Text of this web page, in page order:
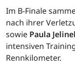
Im B-Finale
nach ihrer
sowie Paula
intensiven
Rennkilometer.